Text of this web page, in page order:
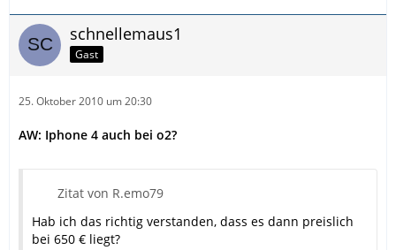
schnellemaus1
Gast
25. Oktober 2010 um 20:30
AW: Iphone 4 auch bei o2?
Zitat von R.emo79
Hab ich das richtig verstanden, dass es dann preislich
bei 650 € liegt?